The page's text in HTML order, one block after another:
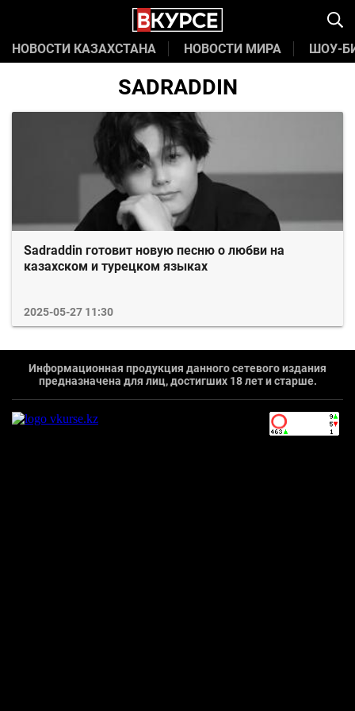
НОВОСТИ КАЗАХСТАНА НОВОСТИ МИРА ШОУ-
SADRADDIN
Sadraddin готовит новую песню о любви на
казахском и турецком языках
2025-05-27 11:30
Информационная продукция данного сетевого издания
предназначена для лиц, достигших 18 лет и старше.